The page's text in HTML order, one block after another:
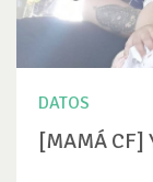
DATOS
[MAMÁ CF]